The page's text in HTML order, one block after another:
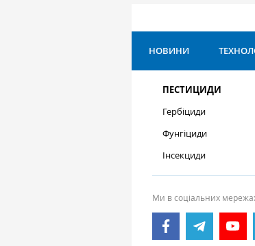
НОВИНИ
ПЕСТИЦИДИ
Гербіциди
Фунгіциди
Інсекциди
Ми в соціальних